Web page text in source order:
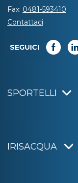
Fax: 0481-593410
Contattaci
SEGUICI
SPORTELLI
IRISACQUA